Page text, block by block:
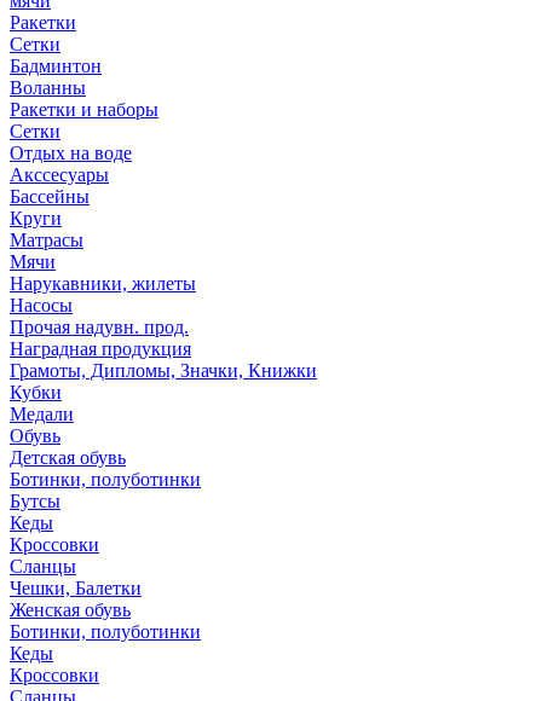
Ракетки
Сетки
Бадминтон
Воланны
Ракетки и наборы
Сетки
Отдых на воде
Акссесуары
Бассейны
Круги
Матрасы
Мячи
Нарукавники, жилеты
Насосы
Прочая надувн. прод.
Наградная продукция
Грамоты, Дипломы, Значки, Книжки
Кубки
Медали
Обувь
Детская обувь
Ботинки, полуботинки
Бутсы
Кеды
Кроссовки
Сланцы
Чешки, Балетки
Женская обувь
Ботинки, полуботинки
Кеды
Кроссовки
Сланцы